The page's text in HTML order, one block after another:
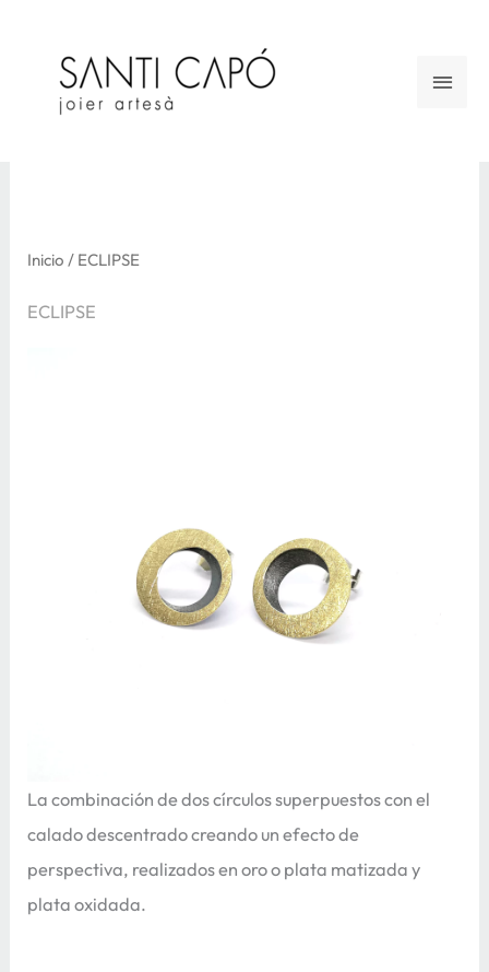
contenido
Menú
Inicio / ECLIPSE
ECLIPSE
La combinación de dos círculos superpuestos con el
calado descentrado creando un efecto de
perspectiva, realizados en oro o plata matizada y
plata oxidada.